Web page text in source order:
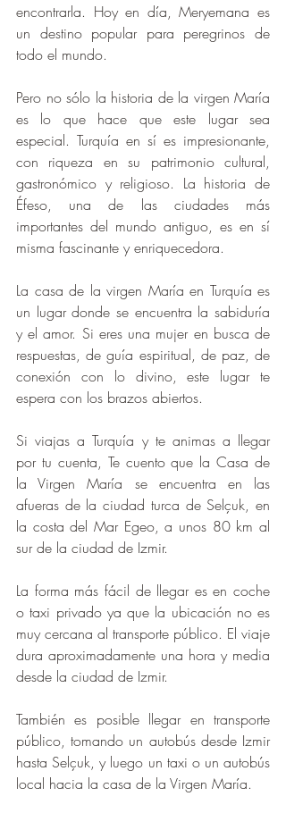
encontrarla. Hoy en día, Meryemana es
un destino popular para peregrinos de
todo el mundo.
Pero no sólo la historia de la virgen María
es lo que hace que este lugar sea
especial. Turquía en sí es impresionante,
con riqueza en su patrimonio cultural,
gastronómico y religioso. La historia de
Éfeso, una de las ciudades más
importantes del mundo antiguo, es en sí
misma fascinante y enriquecedora.
La casa de la virgen María en Turquía es
un lugar donde se encuentra la sabiduría
y el amor. Si eres una mujer en busca de
respuestas, de guía espiritual, de paz, de
conexión con lo divino, este lugar te
espera con los brazos abiertos.
Si viajas a Turquía y te animas a llegar
por tu cuenta, Te cuento que la Casa de
la Virgen María se encuentra en las
afueras de la ciudad turca de Selçuk, en
la costa del Mar Egeo, a unos 80 km al
sur de la ciudad de Izmir.
La forma más fácil de llegar es en coche
o taxi privado ya que la ubicación no es
muy cercana al transporte público. El viaje
dura aproximadamente una hora y media
desde la ciudad de Izmir.
También es posible llegar en transporte
público, tomando un autobús desde Izmir
hasta Selçuk, y luego un taxi o un autobús
local hacia la casa de la Virgen María.